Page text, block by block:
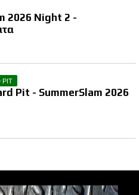
2026 Night 2 -
PIT
Pit - SummerSlam 2026